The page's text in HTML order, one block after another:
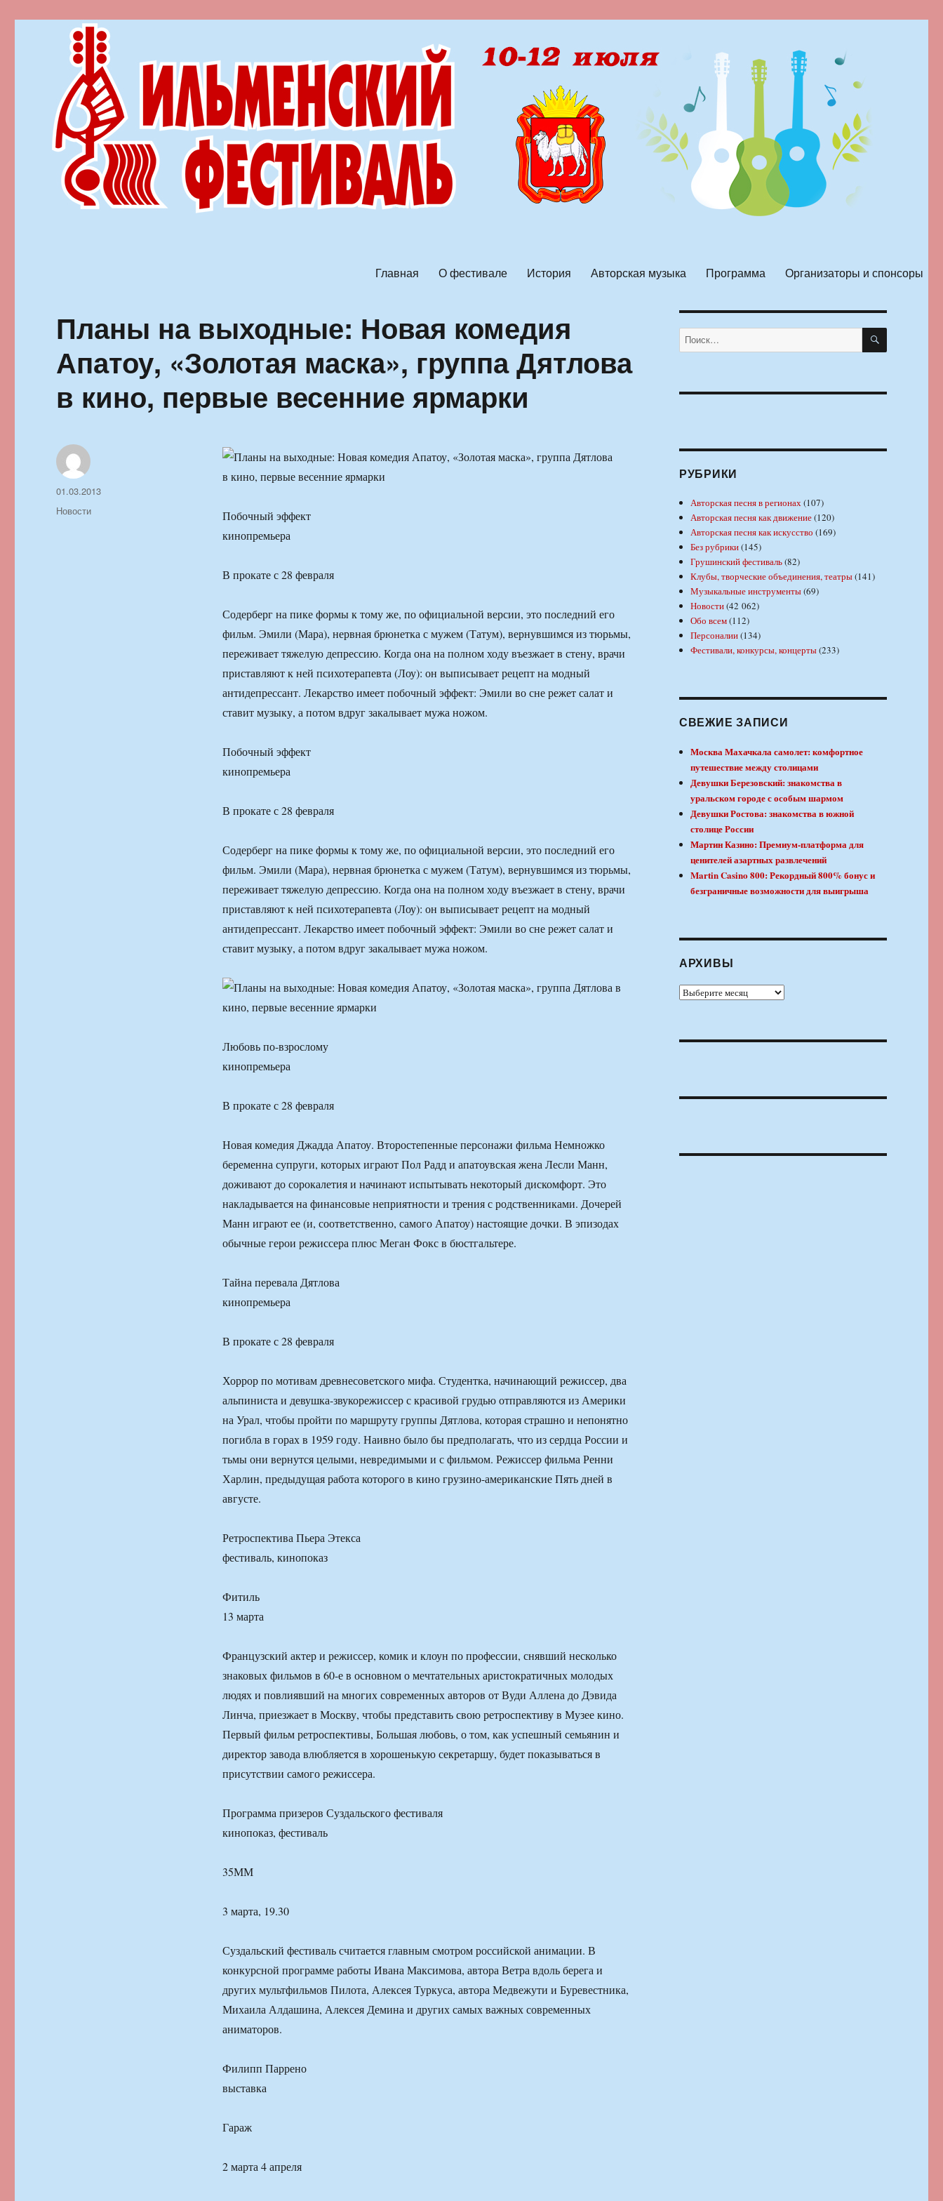
Главная О фестивале История Авторская музыка Программа Организаторы и спонсоры
Планы на выходные: Новая комедия
Апатоу, «Золотая маска», группа Дятлова
в кино, первые весенние ярмарки
Побочный эффект
кинопремьера
В прокате с 28 февраля
Содерберг на пике формы к тому же, по официальной версии, это последний его
фильм. Эмили (Мара), нервная брюнетка с мужем (Татум), вернувшимся из тюрьмы,
переживает тяжелую депрессию. Когда она на полном ходу въезжает в стену, врачи
приставляют к ней психотерапевта (Лоу): он выписывает рецепт на модный
антидепрессант. Лекарство имеет побочный эффект: Эмили во сне режет салат и
ставит музыку, а потом вдруг закалывает мужа ножом.
Побочный эффект
кинопремьера
В прокате с 28 февраля
Содерберг на пике формы к тому же, по официальной версии, это последний его
фильм. Эмили (Мара), нервная брюнетка с мужем (Татум), вернувшимся из тюрьмы,
переживает тяжелую депрессию. Когда она на полном ходу въезжает в стену, врачи
приставляют к ней психотерапевта (Лоу): он выписывает рецепт на модный
антидепрессант. Лекарство имеет побочный эффект: Эмили во сне режет салат и
ставит музыку, а потом вдруг закалывает мужа ножом.
Любовь по-взрослому
кинопремьера
В прокате с 28 февраля
Новая комедия Джадда Апатоу. Второстепенные персонажи фильма Немножко
беременна супруги, которых играют Пол Радд и апатоувская жена Лесли Манн,
доживают до сорокалетия и начинают испытывать некоторый дискомфорт. Это
накладывается на финансовые неприятности и трения с родственниками. Дочерей
Манн играют ее (и, соответственно, самого Апатоу) настоящие дочки. В эпизодах
обычные герои режиссера плюс Меган Фокс в бюстгальтере.
Тайна перевала Дятлова
кинопремьера
В прокате с 28 февраля
Хоррор по мотивам древнесоветского мифа. Студентка, начинающий режиссер, два
альпиниста и девушка-звукорежиссер с красивой грудью отправляются из Америки
на Урал, чтобы пройти по маршруту группы Дятлова, которая страшно и непонятно
погибла в горах в 1959 году. Наивно было бы предполагать, что из сердца России и
тьмы они вернутся целыми, невредимыми и с фильмом. Режиссер фильма Ренни
Харлин, предыдущая работа которого в кино грузино-американские Пять дней в
августе.
Ретроспектива Пьера Этекса
фестиваль, кинопоказ
Фитиль
13 марта
Французский актер и режиссер, комик и клоун по профессии, снявший несколько
знаковых фильмов в 60-е в основном о мечтательных аристократичных молодых
людях и повлиявший на многих современных авторов от Вуди Аллена до Дэвида
Линча, приезжает в Москву, чтобы представить свою ретроспективу в Музее кино.
Первый фильм ретроспективы, Большая любовь, о том, как успешный семьянин и
директор завода влюбляется в хорошенькую секретаршу, будет показываться в
присутствии самого режиссера.
Программа призеров Суздальского фестиваля
кинопоказ, фестиваль
35ММ
3 марта, 19.30
Суздальский фестиваль считается главным смотром российской анимации. В
конкурсной программе работы Ивана Максимова, автора Ветра вдоль берега и
других мультфильмов Пилота, Алексея Туркуса, автора Медвежути и Буревестника,
Михаила Алдашина, Алексея Демина и других самых важных современных
аниматоров.
Филипп Паррено
выставка
Гараж
2 марта 4 апреля
Автор
Опубликовано
01.03.2013
Рубрики
Новости
Искать: ПОИСК
РУБРИКИ
Авторская песня в регионах(107)
Авторская песня как движение(120)
Авторская песня как искусство (169)
Без рубрики(145)
Грушинский фестиваль(82)
Клубы, творческие объединения, театры(141)
Музыкальные инструменты(69)
Новости(42 062)
Обо всем(112)
Персоналии(134)
Фестивали, конкурсы, концерты(233)
СВЕЖИЕ ЗАПИСИ
Москва Махачкала самолет: комфортное
путешествие между столицами
Девушки Березовский: знакомства в
уральском городе с особым шармом
Девушки Ростова: знакомства в южной
столице России
Мартин Казино: Премиум-платформа для
ценителей азартных развлечений
Martin Casino 800: Рекордный 800% бонус и
безграничные возможности для выигрыша
АРХИВЫ
Архивы